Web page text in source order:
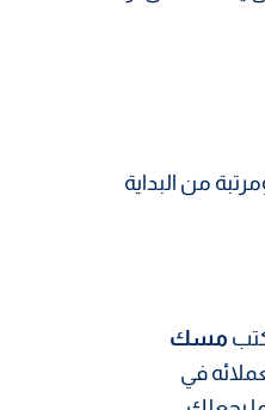
من البداية
مسك
في